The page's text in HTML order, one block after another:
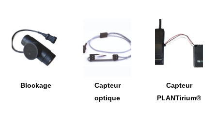
Blockage
Capteur
optique
Capteur
PLANTirium®